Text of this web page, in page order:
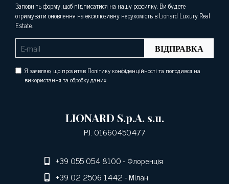
Заповніть форму, щоб підписатися на нашу розсилку. Ви будете
отримувати оновлення на ексклюзивну нерухомість в Lionard Luxury Real
Estate.
ВІДПРАВКА
Я заявляю, що прочитав Політику конфіденційності та погодився на
використання та обробку даних
LIONARD S.p.A. s.u.
P.I. 01660450477
+39 055 054 8100- Флоренція
+39 02 2506 1442- Мілан